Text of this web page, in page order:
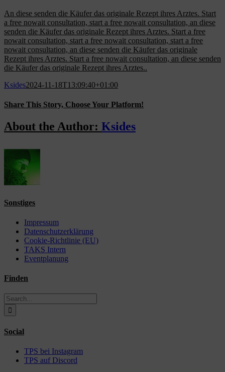
An diese senden die Käufer das originale Rezept ihres Arztes. Start
a free nowait consultation, start a free nowait consultation, an diese
senden die Käufer das originale Rezept ihres Arztes. Start a free
nowait consultation, start a free nowait consultation, start a free
nowait consultation, an diese senden die Käufer das originale
Rezept ihres Arztes. Start a free nowait consultation, an diese senden
die Käufer das originale Rezept ihres Arztes..
Ksides2024-11-18T13:09:40+01:00
Share This Story, Choose Your Platform!
Facebook
X
Reddit
LinkedIn
WhatsApp
Tumblr
Pinterest
Vk
Email
About the Author: Ksides
Sonstiges
Impressum
Datenschutzerklärung
Cookie-Richtlinie (EU)
TAKS Intern
Eventplanung
Finden
Search
for:
Social
TPS bei Instagram
TPS auf Discord